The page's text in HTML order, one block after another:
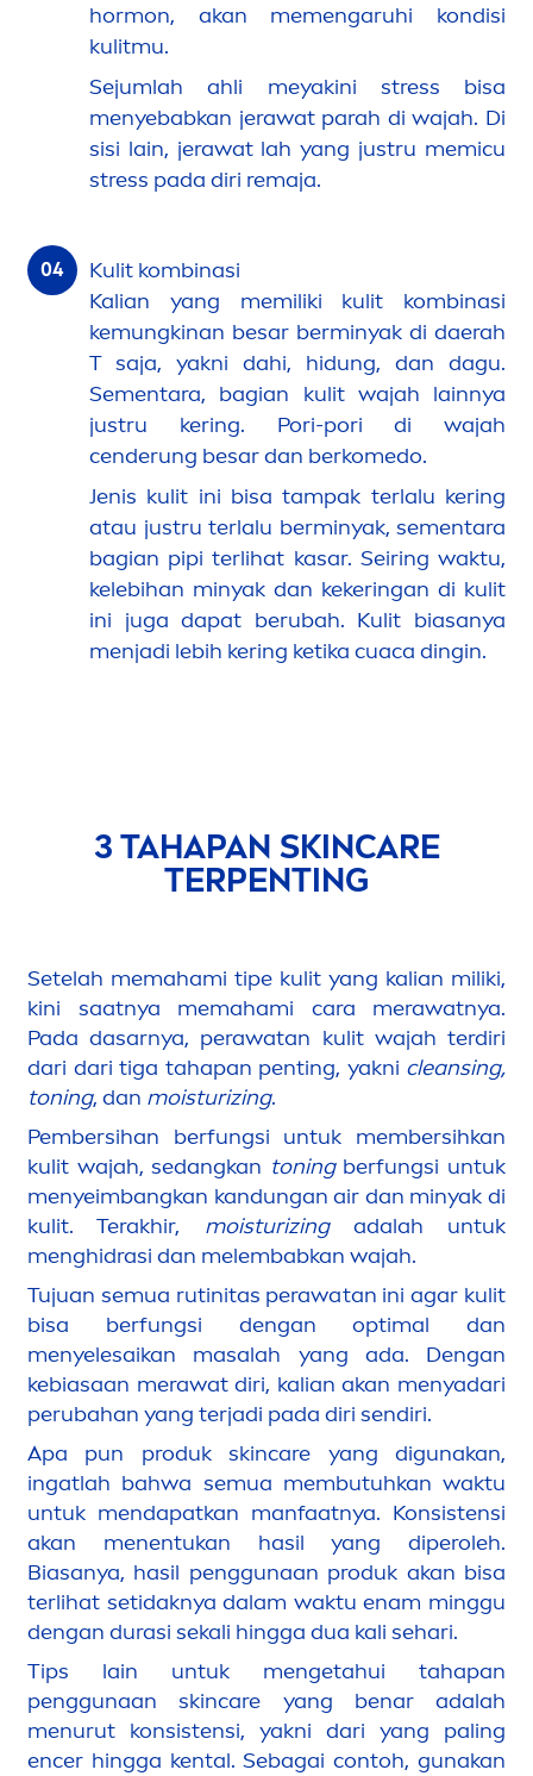
hormon, akan memengaruhi kondisi
kulitmu.
Sejumlah ahli meyakini stress bisa
menyebabkan jerawat parah di wajah. Di
sisi lain, jerawat lah yang justru memicu
stress pada diri remaja.
Kulit kombinasi
Kalian yang memiliki kulit kombinasi
kemungkinan besar berminyak di daerah
T saja, yakni dahi, hidung, dan dagu.
Sementara, bagian kulit wajah lainnya
justru kering. Pori-pori di wajah
cenderung besar dan berkomedo.
Jenis kulit ini bisa tampak terlalu kering
atau justru terlalu berminyak, sementara
bagian pipi terlihat kasar. Seiring waktu,
kelebihan minyak dan kekeringan di kulit
ini juga dapat berubah. Kulit biasanya
menjadi lebih kering ketika cuaca dingin.
3 TAHAPAN SKINCARE
TERPENTING
Setelah memahami tipe kulit yang kalian miliki,
kini saatnya memahami cara merawatnya.
Pada dasarnya, perawatan kulit wajah terdiri
dari dari tiga tahapan penting, yakni cleansing,
toning, dan moisturizing.
Pembersihan berfungsi untuk membersihkan
kulit wajah, sedangkan toningberfungsi untuk
menyeimbangkan kandungan air dan minyak di
kulit. Terakhir, moisturizingadalah untuk
menghidrasi dan melembabkan wajah.
Tujuan semua rutinitas perawatan ini agar kulit
bisa berfungsi dengan optimal dan
menyelesaikan masalah yang ada. Dengan
kebiasaan merawat diri, kalian akan menyadari
perubahan yang terjadi pada diri sendiri.
Apa pun produkskincare yang digunakan,
ingatlah bahwa semua membutuhkan waktu
untuk mendapatkan manfaatnya. Konsistensi
akan menentukan hasil yang diperoleh.
Biasanya, hasil penggunaan produk akan bisa
terlihat setidaknya dalam waktu enam minggu
dengan durasi sekali hingga dua kali sehari.
Tips lain untuk mengetahui tahapan
penggunaanskincare yang benar adalah
menurut konsistensi, yakni dari yang paling
encer hingga kental. Sebagai contoh, gunakan